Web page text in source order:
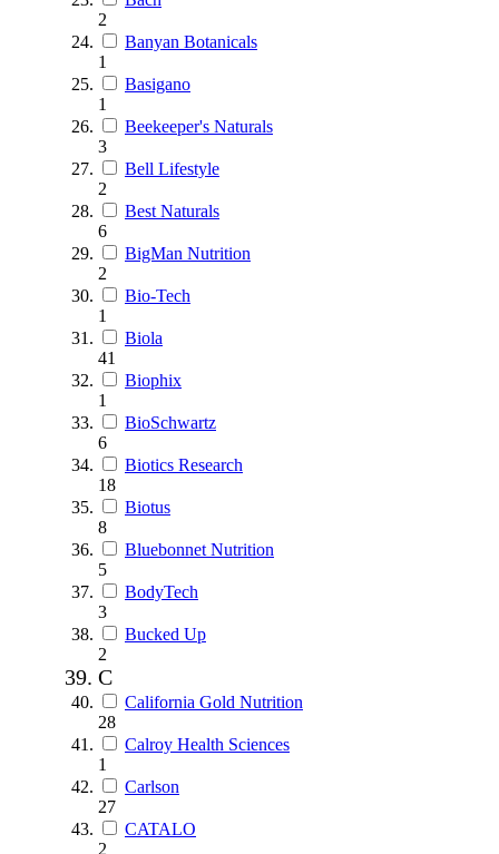
2
Banyan Botanicals
1
Basigano
1
Beekeeper's Naturals
3
Bell Lifestyle
2
Best Naturals
6
BigMan Nutrition
2
Bio-Tech
1
Biola
41
Biophix
1
BioSchwartz
6
Biotics Research
18
Biotus
8
Bluebonnet Nutrition
5
BodyTech
3
Bucked Up
2
C
California Gold Nutrition
28
Calroy Health Sciences
1
Carlson
27
CATALO
2